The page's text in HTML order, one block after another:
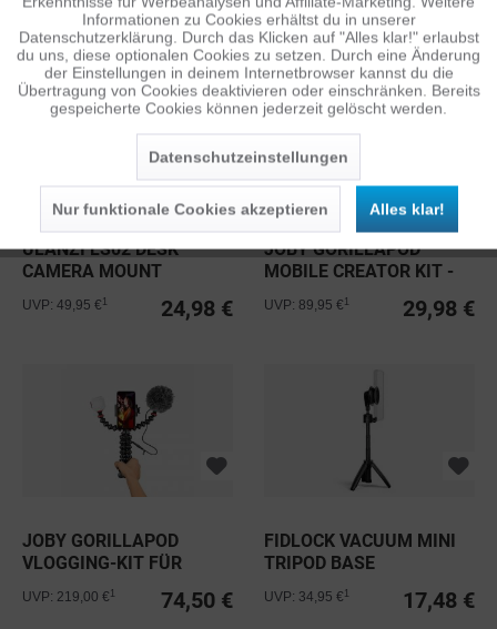
ab 17,48 €
UVP: 39,95 €1 ab 99,95 €
UVP: 129,95 €1
ULANZI LS02 DESK
CAMERA MOUNT
24,98 €
UVP: 49,95 €
JOBY GORILLAPOD
MOBILE CREATOR KIT -
VLOGGING
29,98 €
UVP: 89,95 €
JOBY GORILLAPOD
VLOGGING-KIT FÜR
SMARTPHONES
74,50 €
UVP: 219,00 €
FIDLOCK VACUUM MINI
TRIPOD BASE
17,48 €
UVP: 34,95 €
Personalisierung Inaktiv
Service Inaktiv
Informationen zu Cookies erhältst du in unserer
Datenschutzerklärung. Durch das Klicken auf "Alles klar!" erlaubst
du uns, diese optionalen Cookies zu setzen. Durch eine Änderung
der Einstellungen in deinem Internetbrowser kannst du die
Übertragung von Cookies deaktivieren oder einschränken. Bereits
gespeicherte Cookies können jederzeit gelöscht werden.
Datenschutzeinstellungen
Nur funktionale Cookies akzeptieren Alles klar!